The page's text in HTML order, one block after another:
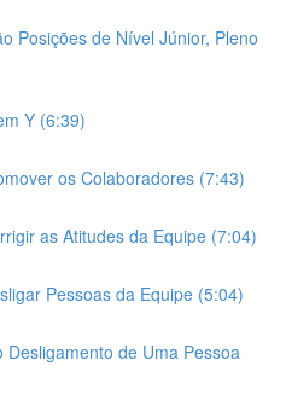
Posições de Nível Júnior, Pleno
Y (6:39)
os Colaboradores (7:43)
as Atitudes da Equipe (7:04)
Pessoas da Equipe (5:04)
Desligamento de Uma Pessoa